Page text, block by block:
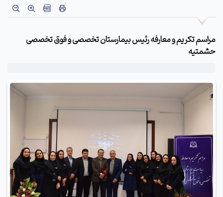
مراسم تکریم و معارفه رئیس بیمارستان تخصصی و فوق تخصصی
حشمتیه